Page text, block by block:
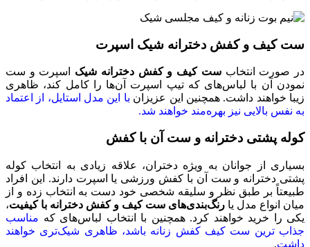
ست کیف و کفش دخترانه شیک اسپرت
در صورت انتخاب ست کیف و کفش دخترانه شیکاسپرت و ست
نمودن آن با لباس‌های که تیپ اسپرت آن‌ها را کامل کند، ظاهری
زیبا خواهند داشت. همچنین این عزیزان با این مدل استایل، از اعتماد
به نفس بالایی نیز بهره‌مند خواهند شد.
کوله پشتی دخترانه و ست آن با کفش
بسیاری از جوانان به ویژه دختران، علاقه زیادی به انتخاب کوله
پشتی دخترانه و ست آن با کفش ورزشی یا اسپرت دارند. این افراد
طبیعتاً بر طبق نظر و سلیقه شخصی خود دست به انتخاب زده و از
میان انواع مدل یا رنگ‌بندی‌های ست کیف و کفش دخترانه با کیفیت،
یکی را خرید خواهند کرد. همچنین با انتخاب لباس‌های که مناسب
جذاب‌ ترین ست کیف کفش زنانه باشد، ظاهری شیک‌تری خواهند
داشت.